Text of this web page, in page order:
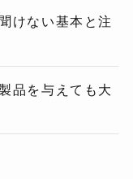
けない基本と注
品を与えても大